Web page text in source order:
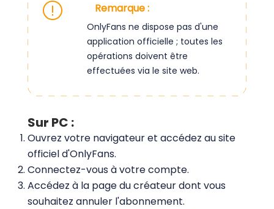
Remarque :
OnlyFans ne dispose pas d'une
application officielle ; toutes les
opérations doivent être
effectuées via le site web.
Sur PC :
Ouvrez votre navigateur et accédez au site
officiel d'OnlyFans.
Connectez-vous à votre compte.
Accédez à la page du créateur dont vous
souhaitez annuler l'abonnement.